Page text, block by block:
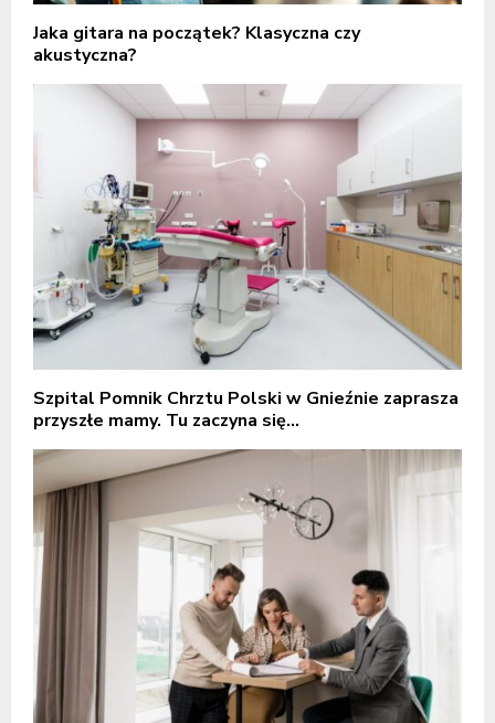
Jaka gitara na początek? Klasyczna czy
akustyczna?
Szpital Pomnik Chrztu Polski w Gnieźnie zaprasza
przyszłe mamy. Tu zaczyna się...